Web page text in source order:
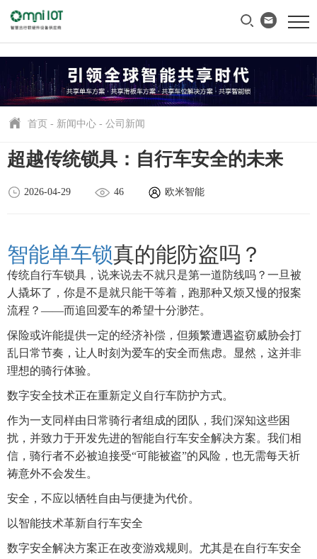
首页 - 新闻中心 -公司新闻
超越传统锁具：自行车安全的未来
2026-04-29 46 欧米智能
智能单车锁真的能防盗吗？
传统自行车锁具，说来说去不就只是第一道防线吗？一旦被
人撬坏了，你是不是就只能干等着，跑那种又烦又慢的报案
流程？——而追回爱车的希望十分渺茫。
保险或许能提供一定的经济补偿，但频繁遭遇盗窃威胁会打
乱日常节奏，让人时刻为爱车的安全而焦虑。显然，这并非
理想的骑行体验。
数字安全技术正在重新定义自行车防护方式。
作为一支同样由日常骑行者组成的团队，我们深知这些困
扰，并致力于开发先进的智能自行车安全解决方案。我们相
信，骑行者不必被迫接受“可能被盗”的风险，也无需每天祈
祷意外不会发生。
安全，不应以牺牲自由与便捷为代价。
以智能技术革新自行车安全
数字安全解决方案正在改变游戏规则。尤其是在自行车安全